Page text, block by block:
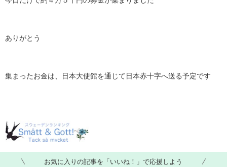
ありがとう
集まったお金は、日本大使館を通じて日本赤十字へ送る予定です
お気に入りの記事を「いいね！」で応援しよう